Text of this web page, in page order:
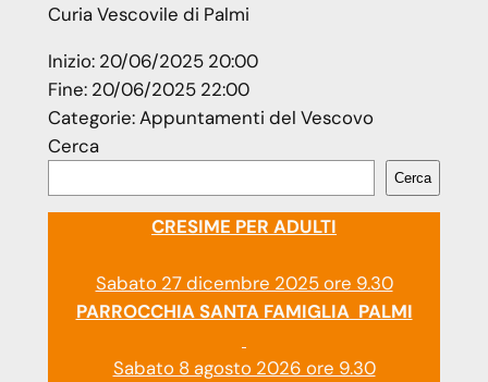
Curia Vescovile di Palmi
Inizio: 20/06/2025 20:00
Fine: 20/06/2025 22:00
Categorie:Appuntamenti del Vescovo
Cerca
Cerca
CRESIME PER ADULTI
Sabato 27 dicembre 2025 ore 9.30
PARROCCHIA SANTA FAMIGLIA PALMI
Sabato 8 agosto 2026 ore 9.30